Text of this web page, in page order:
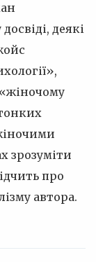
деякі
зрозуміти
про
автора.